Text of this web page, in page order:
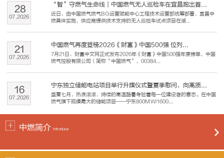
“智”守燃气生命线｜中国燃气无人巡检车在宜昌跑出首...
近日，由中国燃气燃气BG运营赋能中心工程技术运营部统筹部署、宜昌中
燃具体实施、供应商提供技术支持的无人巡检车试点项目在湖...
07.2026
28
中国燃气再度登榜2026《财富》中国500强 位列...
7月21日，财富中文网正式发布2026年《财富》中国500强年度榜单，中国
燃气控股有限公司（简称“中国燃气”，00384...
07.2026
21
宁东独立储能电站项目举行升旗仪式暨夏季慰问，向高质...
盛夏七月，热浪滚滚，持续的高温酷暑考验着每一位建设者的意志。在中国
燃气旗下规模最大的储能项目——宁东800MW/1600...
07.2026
16
中燃简介 Introduce